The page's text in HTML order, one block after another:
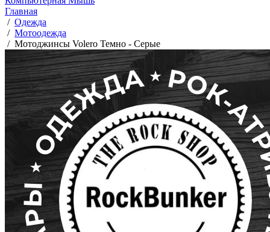
Главная
/ Одежда
/ Мотоодежда
/ Мотоджинсы Volero Темно - Серые